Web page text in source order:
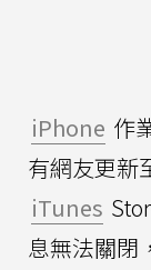
iPhone 作
有網友更新
iTunes
息無法關閉